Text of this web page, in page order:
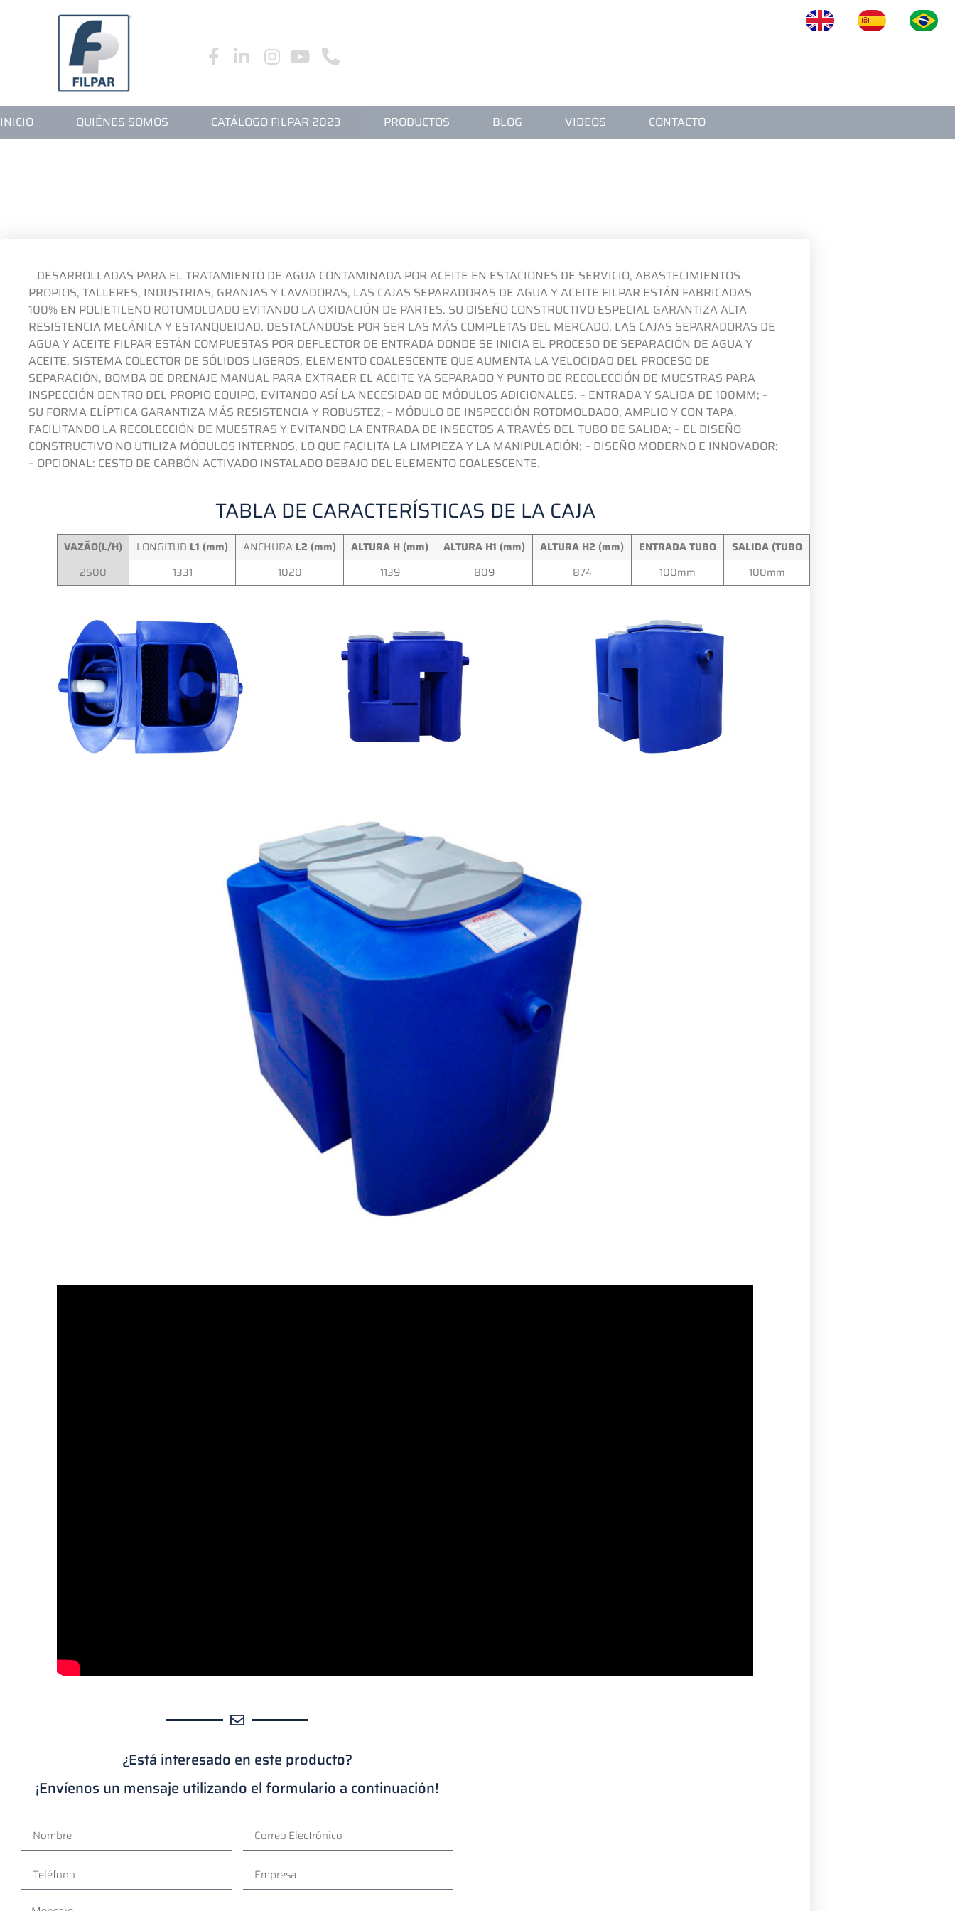
INICIO
QUIÉNES SOMOS CATÁLOGO FILPAR 2023 PRODUCTOS BLOG VIDEOS CONTACTO
DESARROLLADAS PARA EL TRATAMIENTO DE AGUA CONTAMINADA POR ACEITE EN ESTACIONES DE SERVICIO, ABASTECIMIENTOS
PROPIOS, TALLERES, INDUSTRIAS, GRANJAS Y LAVADORAS, LAS CAJAS SEPARADORAS DE AGUA Y ACEITE FILPAR ESTÁN FABRICADAS
100% EN POLIETILENO ROTOMOLDADO EVITANDO LA OXIDACIÓN DE PARTES. SU DISEÑO CONSTRUCTIVO ESPECIAL GARANTIZA ALTA
RESISTENCIA MECÁNICA Y ESTANQUEIDAD. DESTACÁNDOSE POR SER LAS MÁS COMPLETAS DEL MERCADO, LAS CAJAS SEPARADORAS DE
AGUA Y ACEITE FILPAR ESTÁN COMPUESTAS POR DEFLECTOR DE ENTRADA DONDE SE INICIA EL PROCESO DE SEPARACIÓN DE AGUA Y
ACEITE, SISTEMA COLECTOR DE SÓLIDOS LIGEROS, ELEMENTO COALESCENTE QUE AUMENTA LA VELOCIDAD DEL PROCESO DE
SEPARACIÓN, BOMBA DE DRENAJE MANUAL PARA EXTRAER EL ACEITE YA SEPARADO Y PUNTO DE RECOLECCIÓN DE MUESTRAS PARA
INSPECCIÓN DENTRO DEL PROPIO EQUIPO, EVITANDO ASÍ LA NECESIDAD DE MÓDULOS ADICIONALES. – ENTRADA Y SALIDA DE 100MM; –
SU FORMA ELÍPTICA GARANTIZA MÁS RESISTENCIA Y ROBUSTEZ; – MÓDULO DE INSPECCIÓN ROTOMOLDADO, AMPLIO Y CON TAPA.
FACILITANDO LA RECOLECCIÓN DE MUESTRAS Y EVITANDO LA ENTRADA DE INSECTOS A TRAVÉS DEL TUBO DE SALIDA; – EL DISEÑO
CONSTRUCTIVO NO UTILIZA MÓDULOS INTERNOS, LO QUE FACILITA LA LIMPIEZA Y LA MANIPULACIÓN; – DISEÑO MODERNO E INNOVADOR;
– OPCIONAL: CESTO DE CARBÓN ACTIVADO INSTALADO DEBAJO DEL ELEMENTO COALESCENTE.
TABLA DE CARACTERÍSTICAS DE LA CAJA
VAZÃO(L/H) LONGITUD L1 (mm) ANCHURA L2 (mm) ALTURA H (mm) ALTURA H1 (mm) ALTURA H2 (mm) ENTRADA TUBO
SALIDA (TUBO
2500
1331 1020 1139 809 874 100mm 100mm
¿Está interesado en este producto?
¡Envíenos un mensaje utilizando el formulario a continuación!